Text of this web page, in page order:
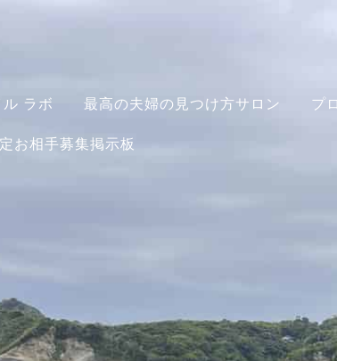
ラボ 最高の夫婦の見つけ方サロン プ
お相手募集掲示板